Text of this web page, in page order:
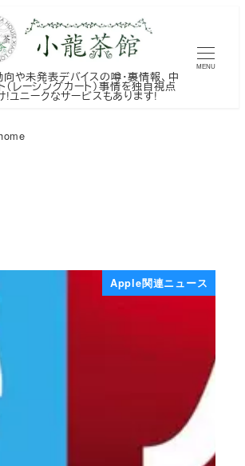
や未発表デバイスの噂・裏情報、中
（レーシングカート）事情を独自視点
!ユニークなサービスもあります!
MENU
Apple関連ニュース